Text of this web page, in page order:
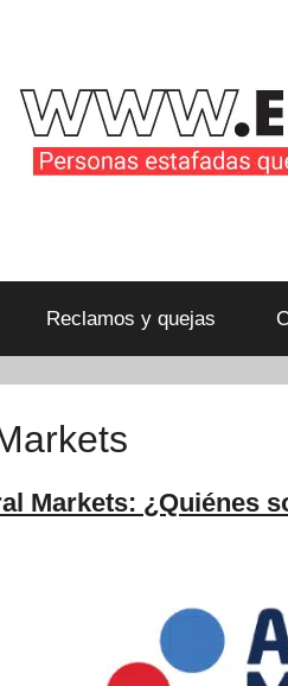
Reclamos y quejas
Markets: ¿Quiénes